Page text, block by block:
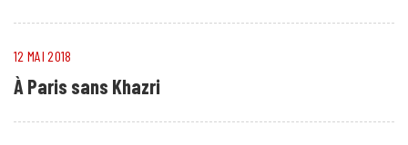
12 MAI 2018
À Paris sans Khazri